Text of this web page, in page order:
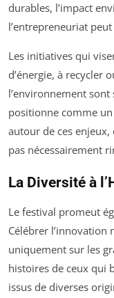
durables, l’impact
l’entrepreneuriat
Les initiatives qui
d’énergie, à recycler
l’environnement
positionne comme
autour de ces
pas nécessairement
La Diversité à
Le festival promeut
Célébrer l’innovation
uniquement sur les
histoires de ceux qui
issus de diverses